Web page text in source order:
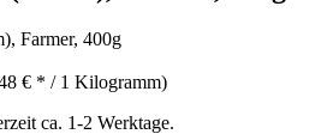
€ * / 1 Kilogramm)
ca. 1-2 Werktage.